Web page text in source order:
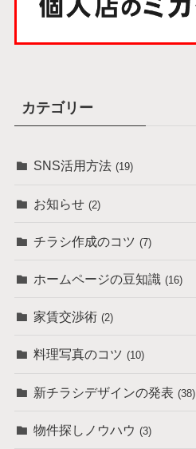
カテゴリー
SNS活用方法 (19)
お知らせ (2)
チラシ作成のコツ (7)
ホームページの豆知識 (16)
家賃交渉術 (2)
料理写真のコツ (10)
新チラシデザインの発表 (38)
物件探しノウハウ (3)